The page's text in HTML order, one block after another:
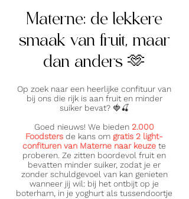
Materne: de lekkere
smaak van fruit, maar
dan anders 🫶
Op zoek naar een heerlijke confituur van
bij ons die rijk is aan fruit en minder
suiker bevat? 🍓🍒
Goed nieuws! We bieden 2.000
Foodsters de kans om gratis 2 light-
confituren van Materne naar keuze te
proberen. Ze zitten boordevol fruit en
bevatten minder suiker, zodat je er
zonder schuldgevoel van kan genieten
wanneer jij wil: bij het ontbijt op je
boterham, in je yoghurt als tussendoortje